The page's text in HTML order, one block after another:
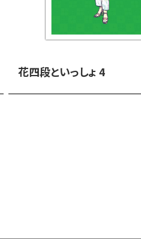
花四段といっしょ 4